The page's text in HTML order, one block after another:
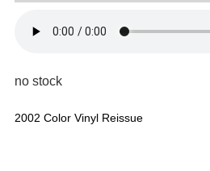
no stock
2002 Color Vinyl Reissue